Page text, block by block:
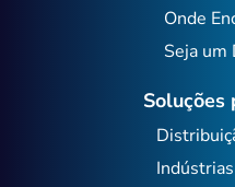
Onde
Seja
Soluções